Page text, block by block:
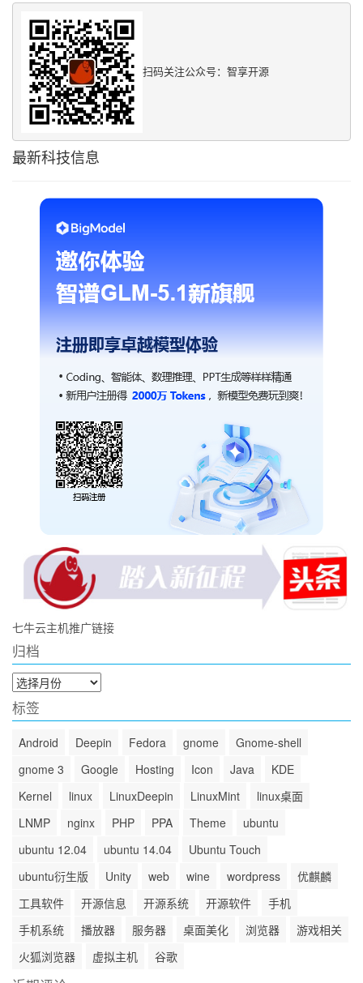
扫码关注公众号：智享开源
最新科技信息
七牛云主机推广链接
归档
归
档
标签
Android Deepin Fedora gnome
Gnome-shell
gnome 3
Google Hosting Icon Java
KDE
Kernel
linux LinuxDeepin LinuxMint
linux桌面
LNMP
nginx PHP PPA Theme
ubuntu
ubuntu 12.04
ubuntu 14.04
Ubuntu Touch
ubuntu衍生版
Unity web wine wordpress
优麒麟
工具软件
开源信息 开源系统 开源软件
手机
手机系统
播放器 服务器 桌面美化 浏览器
游戏相关
火狐浏览器
虚拟主机 谷歌